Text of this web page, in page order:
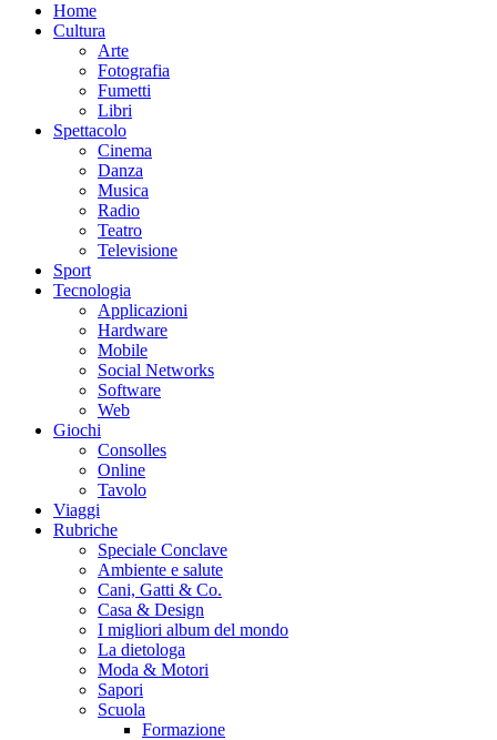
Home
Cultura
Arte
Fotografia
Fumetti
Libri
Spettacolo
Cinema
Danza
Musica
Radio
Teatro
Televisione
Sport
Tecnologia
Applicazioni
Hardware
Mobile
Social Networks
Software
Web
Giochi
Consolles
Online
Tavolo
Viaggi
Rubriche
Speciale Conclave
Ambiente e salute
Cani, Gatti & Co.
Casa & Design
I migliori album del mondo
La dietologa
Moda & Motori
Sapori
Scuola
Formazione